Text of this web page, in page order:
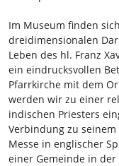
Im Museum finden
dreidimensionalen
Leben des hl. Franz
ein eindrucksvollen
Pfarrkirche mit dem
werden wir zu einer
indischen Priesters
Verbindung zu
Messe in englischer
einer Gemeinde in